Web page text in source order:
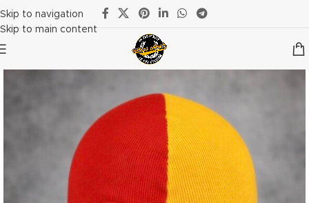
Skip to navigation
Skip to main content